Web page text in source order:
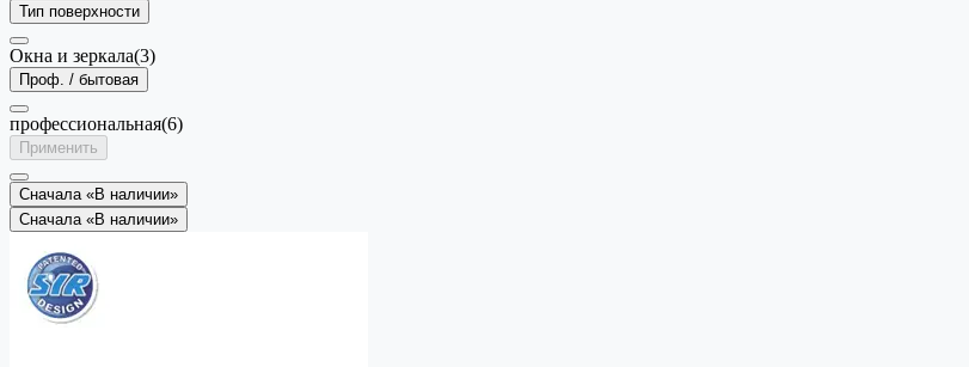
Тип поверхности
Окна и зеркала(3)
Проф. / бытовая
профессиональная(6)
Применить
Сначала «В наличии»
Сначала «В наличии»